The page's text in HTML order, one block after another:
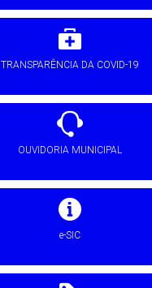
TRANSPARÊNCIA DA COVID-19
OUVIDORIA MUNICIPAL
e-SIC